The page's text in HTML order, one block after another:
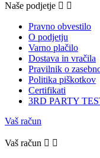
Naše podjetje  
Pravno obvestilo
O podjetju
Varno plačilo
Dostava in vračila
Pravilnik o
Politika piškotkov
Certifikati
3RD PARTY
Vaš račun
Vaš račun  